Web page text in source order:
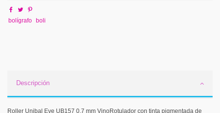
bolígrafo boli
Descripción
Roller Unibal Eye UB157 0,7 mm VinoRotulador con tinta pigmentada de